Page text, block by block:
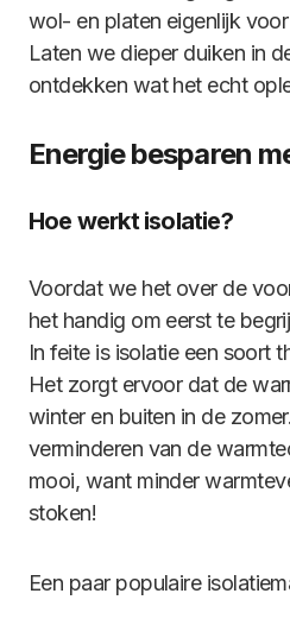
wol- en platen eigenlijk
Laten we dieper duiken in
ontdekken wat het echt
Energie besparen
Hoe werkt isolatie?
Voordat we het over de
het handig om eerst te
In feite is isolatie een soort
Het zorgt ervoor dat de
winter en buiten in de
verminderen van de
mooi, want minder
stoken!
Een paar populaire